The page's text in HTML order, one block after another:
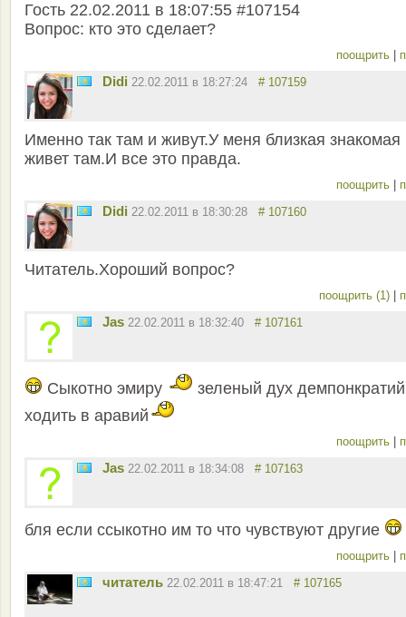
Гость 22.02.2011 в 18:07:55 #107154
Вопрос: кто это сделает?
поощрить
Didi 22.02.2011 в 18:27:24 # 107159
Именно так там и живут.У меня близкая знакомая
живет там.И все это правда.
поощрить
Didi 22.02.2011 в 18:30:28 # 107160
Читатель.Хороший вопрос?
поощрить (1)
Jas 22.02.2011 в 18:32:40 # 107161
Сыкотно эмиру
зеленый дух демпонкратий
ходить в аравий
поощрить
Jas 22.02.2011 в 18:34:08 # 107163
бля если ссыкотно им то что чувствуют другие
поощрить
читатель 22.02.2011 в 18:47:21 # 107165